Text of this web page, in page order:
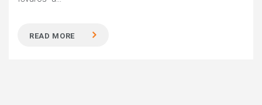
READ MORE